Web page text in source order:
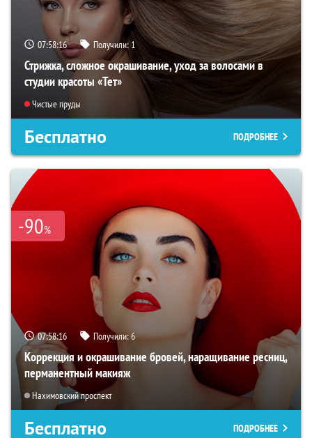
07:58:14 Получили:1
Стрижка, сложное окрашивание, уход за волосами в
студии красоты «Тет»
Чистые пруды
Бесплатно ПОДРОБНЕЕ
-90%
07:58:14 Получили:6
Коррекция и окрашивание бровей, наращивание ресниц,
перманентный макияж
Нахимовский проспект
Бесплатно ПОДРОБНЕЕ